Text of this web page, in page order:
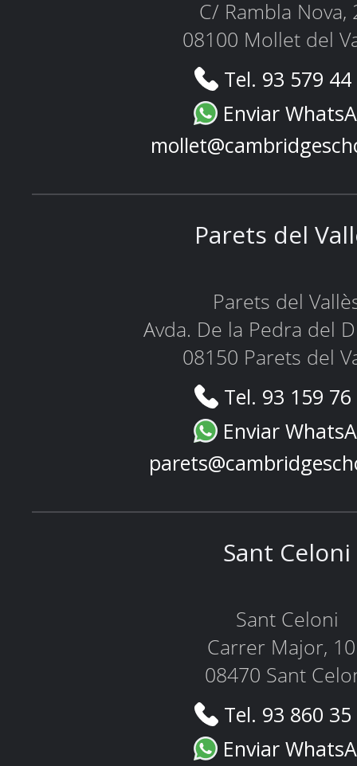
C/ Rambla Nova,
08100 Mollet del
Tel. 93 579
Enviar
Parets del
Parets del
Avda. De la Pedra del
08150 Parets del
Tel. 93 159
Enviar
Sant Celoni
Sant Celoni
Carrer Major,
08470 Sant
Tel. 93 860
Enviar